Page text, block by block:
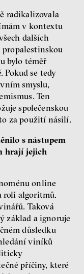
radikalizovala
v kontextu
dalších
bylo téměř
se tedy
smyslu,
Ten
společenskou
za použití násilí.
s nástupem
hrají jejich
online
roli algoritmů.
Taková
základ a ignoruje
důsledku
viníků
příčiny, které